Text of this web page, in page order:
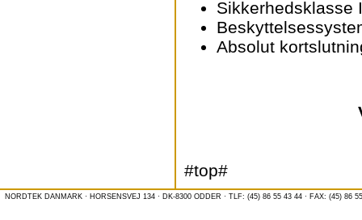
Sikkerhedsklasse
Absolut
#top#
NORDTEK DANMARK · HORSENSVEJ 134 · DK-8300 ODDER · TLF: (45) 86 55 43 44 · FAX: (45) 86